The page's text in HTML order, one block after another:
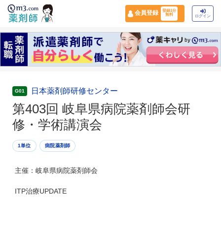
会員登録
登録1分
無料
ログイン
G01 日本薬剤師研修センター
第403回 岐阜県病院薬剤師会研
修・学術講演会
1単位 病院薬剤師
主催：岐阜県病院薬剤師会
ITP治療UPDATE